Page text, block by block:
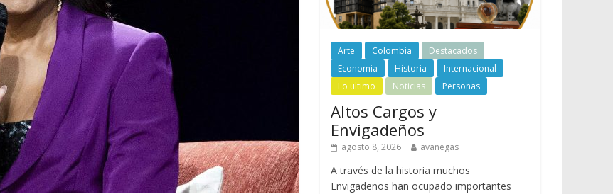
Arte Colombia
Destacados
Economia
Historia
Internacional
Lo ultimo
Noticias Personas
Altos Cargos y
Envigadeños
agosto 8, 2026 avanegas
A través de la historia muchos
Envigadeños han ocupado importantes